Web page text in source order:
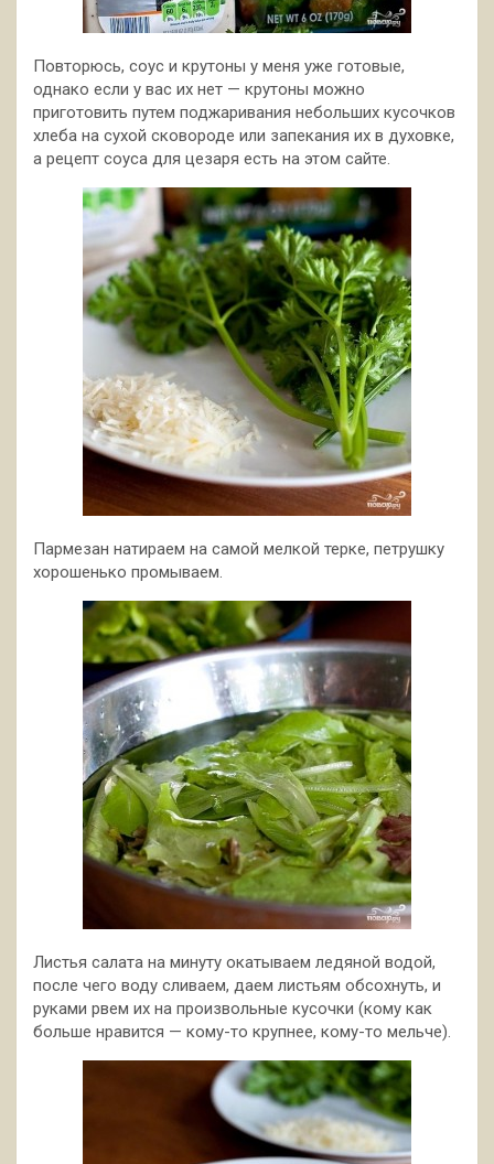
Повторюсь, соус и крутоны у меня уже готовые,
однако если у вас их нет — крутоны можно
приготовить путем поджаривания небольших кусочков
хлеба на сухой сковороде или запекания их в духовке,
а рецепт соуса для цезаря есть на этом сайте.
Пармезан натираем на самой мелкой терке, петрушку
хорошенько промываем.
Листья салата на минуту окатываем ледяной водой,
после чего воду сливаем, даем листьям обсохнуть, и
руками рвем их на произвольные кусочки (кому как
больше нравится — кому-то крупнее, кому-то мельче).